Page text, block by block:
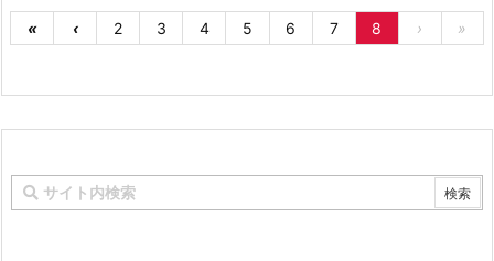
« ‹ 2 3 4 5 6 7 8 › »